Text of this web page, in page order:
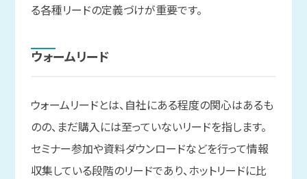
る各種リードの定義づけが重要です。
ウォームリード
ウォームリードとは、自社にある程度の関心はあるも
のの、まだ購入には至っていないリードを指します。
セミナー参加や資料ダウンロードなどを行って情報
収集している段階のリードであり、ホットリードに比